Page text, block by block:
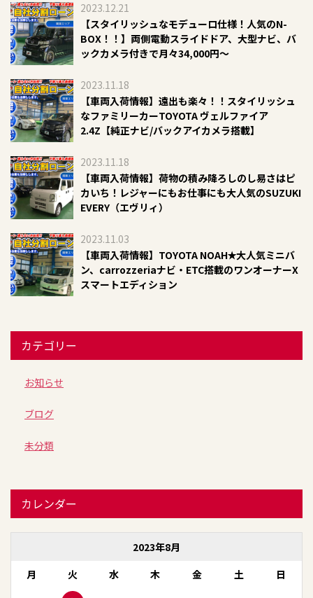
2023.12.21
​【スタイリッシュなモデューロ仕様！人気のN-
BOX！！】両側電動スライドドア、大型ナビ、バ
ックカメラ付きで月々34,000円～​​
2023.11.18
【車両入荷情報】遠出も楽々！！スタイリッシュ
なファミリーカーTOYOTA ヴェルファイア
2.4Z【純正ナビ/バックアイカメラ搭載】
2023.11.18
【車両入荷情報】荷物の積み降ろしのし易さはピ
カいち！レジャーにもお仕事にも大人気のSUZUKI
EVERY（エヴリィ）
2023.11.03
【車両入荷情報】TOYOTA NOAH✭大人気ミニバ
ン、carrozzeriaナビ・ETC搭載のワンオーナーX
スマートエディション
カテゴリー
お知らせ
ブログ
未分類
カレンダー
2023年8月
月
火 水 木 金 土 日